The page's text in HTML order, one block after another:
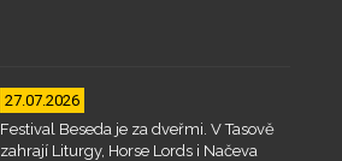
27.07.2026
Festival Beseda je za dveřmi. V Tasově
zahrají Liturgy, Horse Lords i Načeva